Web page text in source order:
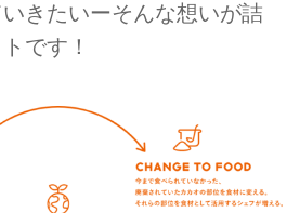
きたいーそんな想いが詰
です！